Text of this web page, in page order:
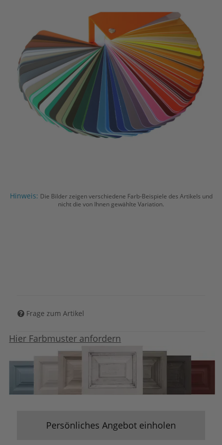
Hinweis: Die Bilder zeigen verschiedene Farb-Beispiele des Artikels und
nicht die von Ihnen gewählte Variation.
Frage zum Artikel
Hier Farbmuster anfordern
Persönliches Angebot einholen